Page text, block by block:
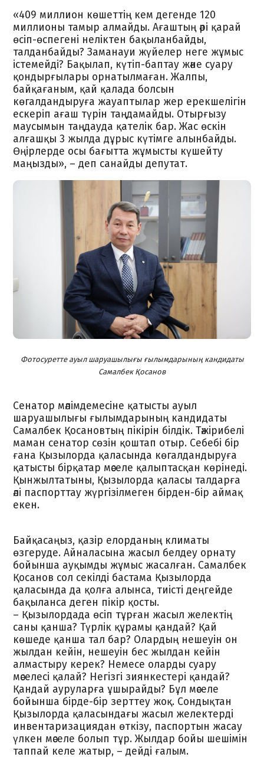
«409 миллион көшеттің кем дегенде 120
миллионы тамыр алмайды. Ағаштың әрі қарай
өсіп-өспегені неліктен бақыланбайды,
талданбайды? Заманауи жүйелер неге жұмыс
істемейді? Бақылап, күтіп-баптау және суару
қондырғылары орнатылмаған. Жалпы,
байқағаным, қай қалада болсын
көгалдандыруға жауаптылар жер ерекшелігін
ескеріп ағаш түрін таңдамайды. Отырғызу
маусымын таңдауда қателік бар. Жас өскін
алғашқы 3 жылда дұрыс күтімге алынбайды.
Өңірлерде осы бағытта жұмысты күшейту
маңызды», – деп санайды депутат.
Фотосуретте ауыл шаруашылығы ғылымдарының кандидаты
Самалбек Қосанов
Сенатор мәлімдемесіне қатысты ауыл
шаруашылығы ғылымдарының кандидаты
Самалбек Қосановтың пікірін білдік. Тәжірибелі
маман сенатор сөзін қоштап отыр. Себебі бір
ғана Қызылорда қаласында көгалдандыруға
қатысты бірқатар мәселе қалыптасқан көрінеді.
Қынжылтатыны, Қызылорда қаласы талдарға
әлі паспорттау жүргізілмеген бірден-бір аймақ
екен.
Байқасаңыз, қазір елорданың климаты
өзгеруде. Айналасына жасыл белдеу орнату
бойынша ауқымды жұмыс жасалған. Самалбек
Қосанов сол секілді бастама Қызылорда
қаласында да қолға алынса, тиісті деңгейде
бақыланса деген пікір қосты.
– Қызылордада өсіп тұрған жасыл желектің
саны қанша? Түрлік құрамы қандай? Қай
көшеде қанша тал бар? Олардың нешеуін он
жылдан кейін, нешеуін бес жылдан кейін
алмастыру керек? Немесе оларды суару
мәселесі қалай? Негізгі зиянкестері қандай?
Қандай ауруларға ұшырайды? Бұл мәселе
бойынша бірде-бір зерттеу жоқ. Сондықтан
Қызылорда қаласындағы жасыл желектерді
инвентаризациядан өткізу, паспортын жасау
үлкен мәселе болып тұр. Жылдар бойы шешімін
таппай келе жатыр, – дейді ғалым.